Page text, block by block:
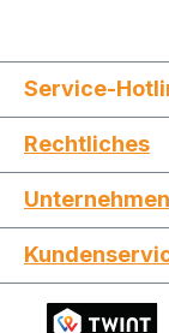
Service-
Rechtliches
Unternehmen